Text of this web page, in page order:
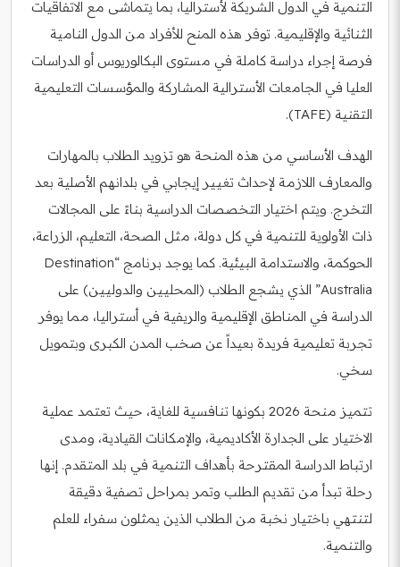
التنمية في الدول الشريكة لأستراليا، بما يتماشى مع الاتفاقيات
الثنائية والإقليمية. توفر هذه المنح للأفراد من الدول النامية
فرصة إجراء دراسة كاملة في مستوى البكالوريوس أو الدراسات
العليا في الجامعات الأسترالية المشاركة والمؤسسات التعليمية
التقنية (TAFE).
الهدف الأساسي من هذه المنحة هو تزويد الطلاب بالمهارات
والمعارف اللازمة لإحداث تغيير إيجابي في بلدانهم الأصلية بعد
التخرج. ويتم اختيار التخصصات الدراسية بناءً على المجالات
ذات الأولوية للتنمية في كل دولة، مثل الصحة، التعليم، الزراعة،
الحوكمة، والاستدامة البيئية. كما يوجد برنامج “Destination
Australia” الذي يشجع الطلاب (المحليين والدوليين) على
الدراسة في المناطق الإقليمية والريفية في أستراليا، مما يوفر
تجربة تعليمية فريدة بعيداً عن صخب المدن الكبرى وبتمويل
سخي.
تتميز منحة 2026 بكونها تنافسية للغاية، حيث تعتمد عملية
الاختيار على الجدارة الأكاديمية، والإمكانات القيادية، ومدى
ارتباط الدراسة المقترحة بأهداف التنمية في بلد المتقدم. إنها
رحلة تبدأ من تقديم الطلب وتمر بمراحل تصفية دقيقة
لتنتهي باختيار نخبة من الطلاب الذين يمثلون سفراء للعلم
والتنمية.